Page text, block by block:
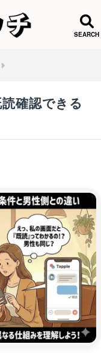
確認できる